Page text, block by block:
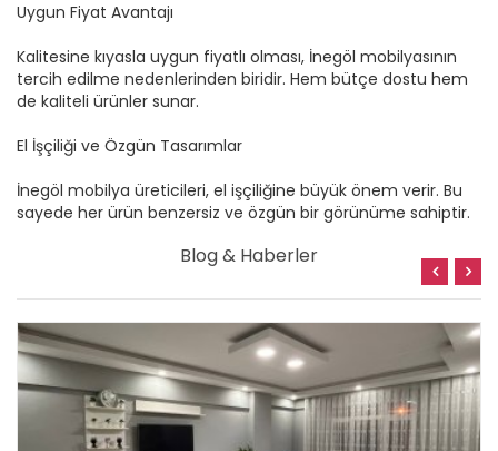
Uygun Fiyat Avantajı
Kalitesine kıyasla uygun fiyatlı olması, İnegöl mobilyasının
tercih edilme nedenlerinden biridir. Hem bütçe dostu hem
de kaliteli ürünler sunar.
El İşçiliği ve Özgün Tasarımlar
İnegöl mobilya üreticileri, el işçiliğine büyük önem verir. Bu
sayede her ürün benzersiz ve özgün bir görünüme sahiptir.
Blog & Haberler